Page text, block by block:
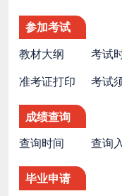
参加考试
教材大纲 考试
准考证打印
考试
成绩查询
查询时间 查询
毕业申请